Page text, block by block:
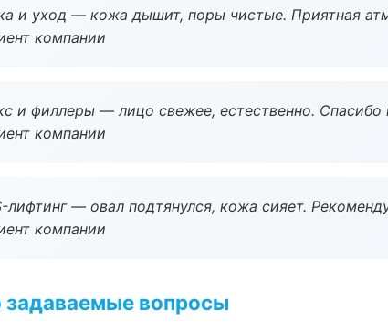
и уход — кожа дышит, поры чистые. Приятная
компании
и филлеры — лицо свежее, естественно. Спасибо
компании
лифтинг — овал подтянулся, кожа сияет.
компании
задаваемые вопросы